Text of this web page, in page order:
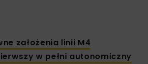
założenia linii M4
w pełni autonomiczny